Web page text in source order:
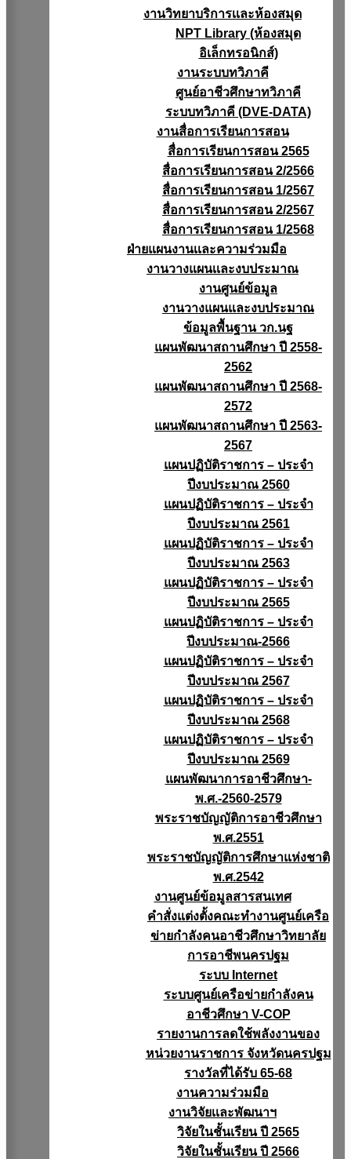
งานวิทยาบริการเเละห้องสมุด
NPT Library (ห้องสมุด
อิเล็กทรอนิกส์)
งานระบบทวิภาคี
ศูนย์อาชีวศึกษาทวิภาคี
ระบบทวิภาคี (DVE-DATA)
งานสื่อการเรียนการสอน
สื่อการเรียนการสอน 2565
สื่อการเรียนการสอน 2/2566
สื่อการเรียนการสอน 1/2567
สื่อการเรียนการสอน 2/2567
สื่อการเรียนการสอน 1/2568
ฝ่ายแผนงานเเละความร่วมมือ
งานวางแผนเเละงบประมาณ
งานศูนย์ข้อมูล
งานวางแผนและงบประมาณ
ข้อมูลพื้นฐาน วก.นฐ
แผนพัฒนาสถานศึกษา ปี 2558-
2562
แผนพัฒนาสถานศึกษา ปี 2568-
2572
แผนพัฒนาสถานศึกษา ปี 2563-
2567
แผนปฏิบัติราชการ – ประจำ
ปีงบประมาณ 2560
แผนปฏิบัติราชการ – ประจำ
ปีงบประมาณ 2561
แผนปฏิบัติราชการ – ประจำ
ปีงบประมาณ 2563
แผนปฏิบัติราชการ – ประจำ
ปีงบประมาณ 2565
แผนปฏิบัติราชการ – ประจำ
ปีงบประมาณ-2566
แผนปฏิบัติราชการ – ประจำ
ปีงบประมาณ 2567
แผนปฏิบัติราชการ – ประจำ
ปีงบประมาณ 2568
แผนปฏิบัติราชการ – ประจำ
ปีงบประมาณ 2569
แผนพัฒนาการอาชีวศึกษา-
พ.ศ.-2560-2579
พระราชบัญญัติการอาชีวศึกษา
พ.ศ.2551
พระราชบัญญัติการศึกษาแห่งชาติ
พ.ศ.2542
งานศูนย์ข้อมูลสารสนเทศ
คำสั่งแต่งตั้งคณะทำงานศูนย์เครือ
ข่ายกำลังคนอาชีวศึกษาวิทยาลัย
การอาชีพนครปฐม
ระบบ Internet
ระบบศูนย์เครือข่ายกำลังคน
อาชีวศึกษา V-COP
รายงานการลดใช้พลังงานของ
หน่วยงานราชการ จังหวัดนครปฐม
รางวัลที่ได้รับ 65-68
งานความร่วมมือ
งานวิจัยเเละพัฒนาฯ
วิจัยในชั้นเรียน ปี 2565
วิจัยในชั้นเรียน ปี 2566